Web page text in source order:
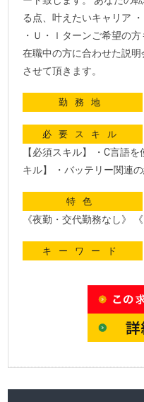
る点、叶えたいキャリア
・Ｕ・ｌターンご希望の
在職中の方に合わせた説
させて頂きます。
勤務地
必要スキル
【必須スキル】 ・C言語
キル】 ・バッテリー関連
特色
《夜勤・交代勤務なし》
キーワード